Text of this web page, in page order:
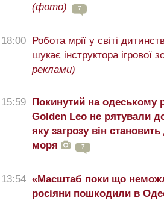
(фото)
7
18:00 Робота мрії у світі
шукає інструктора ігрової
реклами)
15:59 Покинутий на одеському
Golden Leo не рятували
яку загрозу він
моря
7
13:54 «Масштаб поки що
росіяни пошкодили в